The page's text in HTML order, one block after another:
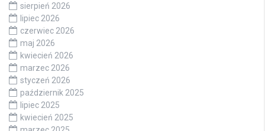
sierpień 2026
lipiec 2026
czerwiec 2026
maj 2026
kwiecień 2026
marzec 2026
styczeń 2026
październik 2025
lipiec 2025
kwiecień 2025